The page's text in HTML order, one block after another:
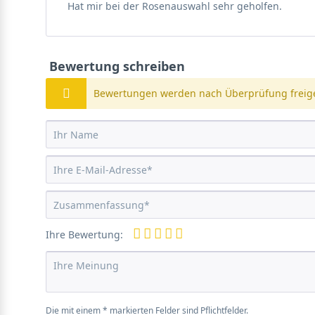
Hat mir bei der Rosenauswahl sehr geholfen.
Bewertung schreiben
Bewertungen werden nach Überprüfung
Ihre Bewertung:
Die mit einem * markierten Felder sind Pflichtfelder.